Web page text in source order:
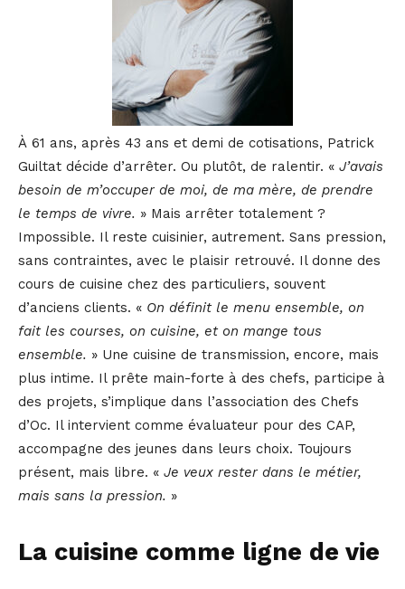
À 61 ans, après 43 ans et demi de cotisations, Patrick
Guiltat décide d’arrêter. Ou plutôt, de ralentir. « J’avais
besoin de m’occuper de moi, de ma mère, de prendre
le temps de vivre. » Mais arrêter totalement ?
Impossible. Il reste cuisinier, autrement. Sans pression,
sans contraintes, avec le plaisir retrouvé. Il donne des
cours de cuisine chez des particuliers, souvent
d’anciens clients. « On définit le menu ensemble, on
fait les courses, on cuisine, et on mange tous
ensemble. » Une cuisine de transmission, encore, mais
plus intime. Il prête main-forte à des chefs, participe à
des projets, s’implique dans l’association des Chefs
d’Oc. Il intervient comme évaluateur pour des CAP,
accompagne des jeunes dans leurs choix. Toujours
présent, mais libre. « Je veux rester dans le métier,
mais sans la pression. »
La cuisine comme ligne de vie